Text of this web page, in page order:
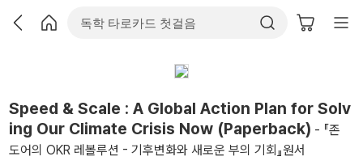
Speed & Scale : A Global Action Plan for Solv
ing Our Climate Crisis Now (Paperback) - 『존
도어의 OKR 레볼루션 - 기후변화와 새로운 부의 기회』원서